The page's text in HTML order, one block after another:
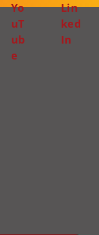
Yo
uT
ub
e
Lin
ked
In